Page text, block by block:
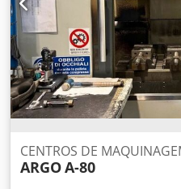
CENTROS DE
ARGOA-80